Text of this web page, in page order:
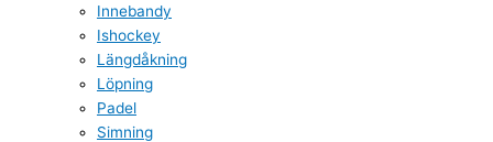
Innebandy
Ishockey
Längdåkning
Löpning
Padel
Simning